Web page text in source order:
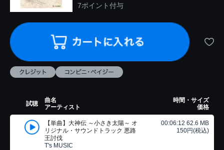
7ポイント付与
試聴
曲名
アーティスト
時間・サイズ
価格
【単曲】大神伝 ～小さき太陽～ オ
リジナル・サウンドトラック 悪路
王討伐
T's MUSIC
00:06:12 62.6 MB
150円(税込)